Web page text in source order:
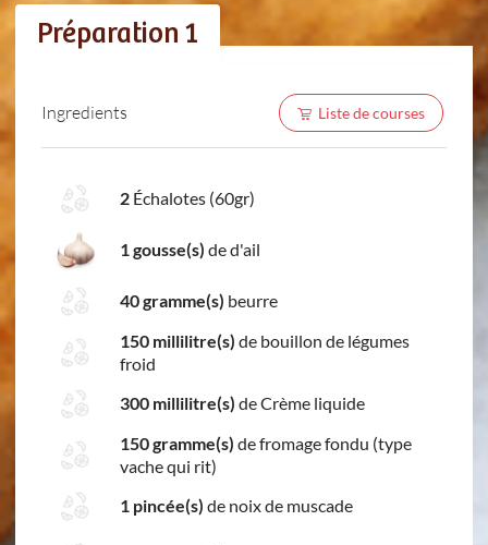
Préparation 1
Ingredients Liste de courses
2 Échalotes (60gr)
1 gousse(s) de d'ail
40 gramme(s) beurre
150 millilitre(s) de bouillon de légumes
froid
300 millilitre(s) de Crème liquide
150 gramme(s) de fromage fondu (type
vache qui rit)
1 pincée(s) de noix de muscade